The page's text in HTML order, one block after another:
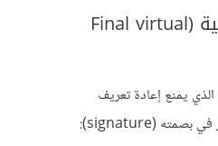
الدوال الوهمية النهائية (Final virtual
الذي يمنع إعادة تعريف